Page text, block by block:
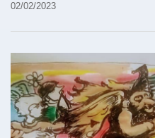
02/02/2023